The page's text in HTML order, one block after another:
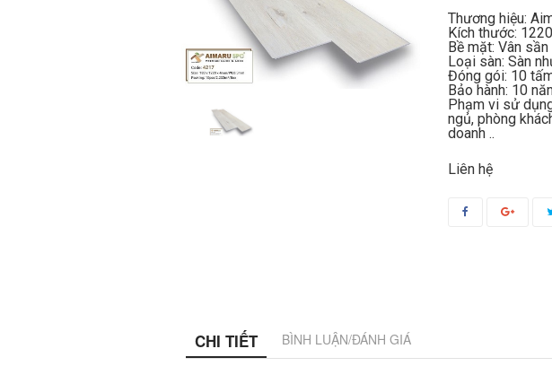
Thương hiệu:
Kích thước:
Bề mặt: Vân sần
Loại sàn: Sàn
Đóng gói: 10
Bảo hành: 10
Phạm vi sử
ngủ, phòng
doanh ..
Liên hệ
CHI TIẾT BÌNH LUẬN/ĐÁNH GIÁ